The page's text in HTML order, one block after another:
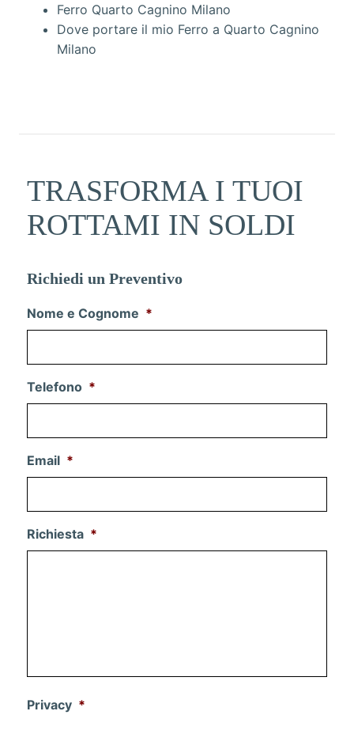
Ferro Quarto Cagnino Milano
Dove portare il mio Ferro a Quarto Cagnino
Milano
TRASFORMA I TUOI
ROTTAMI IN SOLDI
Richiedi un Preventivo
Nome e Cognome *
Telefono *
Email *
Richiesta *
Privacy *